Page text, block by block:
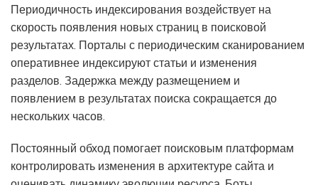
Периодичность индексирования воздействует на
скорость появления новых страниц в поисковой
результатах. Порталы с периодическим сканированием
оперативнее индексируют статьи и изменения
разделов. Задержка между размещением и
появлением в результатах поиска сокращается до
нескольких часов.
Постоянный обход помогает поисковым платформам
контролировать изменения в архитектуре сайта и